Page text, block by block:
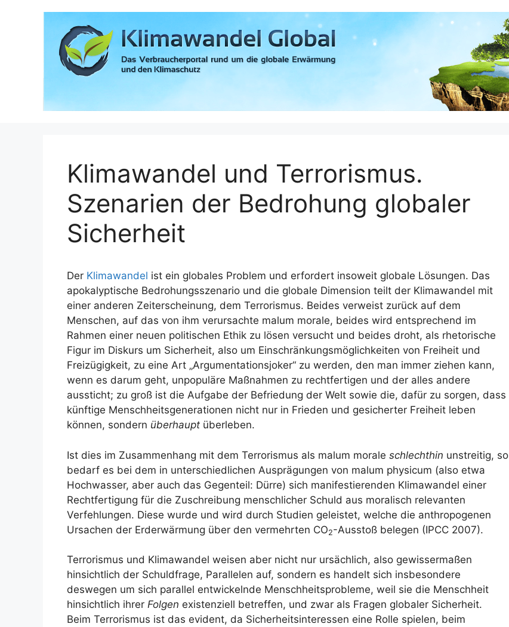
Klimawandel und Terrorismus.
Szenarien der Bedrohung globaler
Sicherheit
Der Klimawandel ist ein globales Problem und erfordert insoweit globale Lösungen. Das
apokalyptische Bedrohungsszenario und die globale Dimension teilt der Klimawandel mit
einer anderen Zeiterscheinung, dem Terrorismus. Beides verweist zurück auf dem
Menschen, auf das von ihm verursachte malum morale, beides wird entsprechend im
Rahmen einer neuen politischen Ethik zu lösen versucht und beides droht, als rhetorische
Figur im Diskurs um Sicherheit, also um Einschränkungsmöglichkeiten von Freiheit und
Freizügigkeit, zu eine Art „Argumentationsjoker“ zu werden, den man immer ziehen kann,
wenn es darum geht, unpopuläre Maßnahmen zu rechtfertigen und der alles andere
aussticht; zu groß ist die Aufgabe der Befriedung der Welt sowie die, dafür zu sorgen, dass
künftige Menschheitsgenerationen nicht nur in Frieden und gesicherter Freiheit leben
können, sondern überhaupt überleben.
Ist dies im Zusammenhang mit dem Terrorismus als malum morale schlechthin unstreitig, so
bedarf es bei dem in unterschiedlichen Ausprägungen von malum physicum (also etwa
Hochwasser, aber auch das Gegenteil: Dürre) sich manifestierenden Klimawandel einer
Rechtfertigung für die Zuschreibung menschlicher Schuld aus moralisch relevanten
Verfehlungen. Diese wurde und wird durch Studien geleistet, welche die anthropogenen
Ursachen der Erderwärmung über den vermehrten CO2-Ausstoß belegen (IPCC 2007).
Terrorismus und Klimawandel weisen aber nicht nur ursächlich, also gewissermaßen
hinsichtlich der Schuldfrage, Parallelen auf, sondern es handelt sich insbesondere
deswegen um sich parallel entwickelnde Menschheitsprobleme, weil sie die Menschheit
hinsichtlich ihrer Folgen existenziell betreffen, und zwar als Fragen globaler Sicherheit.
Beim Terrorismus ist das evident, da Sicherheitsinteressen eine Rolle spielen, beim